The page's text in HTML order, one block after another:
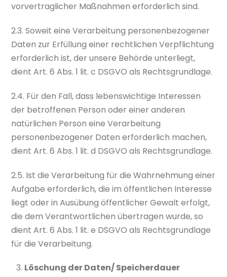
vorvertraglicher Maßnahmen erforderlich sind.
2.3. Soweit eine Verarbeitung personenbezogener
Daten zur Erfüllung einer rechtlichen Verpflichtung
erforderlich ist, der unsere Behörde unterliegt,
dient Art. 6 Abs. 1 lit. c DSGVO als Rechtsgrundlage.
2.4. Für den Fall, dass lebenswichtige Interessen
der betroffenen Person oder einer anderen
natürlichen Person eine Verarbeitung
personenbezogener Daten erforderlich machen,
dient Art. 6 Abs. 1 lit. d DSGVO als Rechtsgrundlage.
2.5. Ist die Verarbeitung für die Wahrnehmung einer
Aufgabe erforderlich, die im öffentlichen Interesse
liegt oder in Ausübung öffentlicher Gewalt erfolgt,
die dem Verantwortlichen übertragen wurde, so
dient Art. 6 Abs. 1 lit. e DSGVO als Rechtsgrundlage
für die Verarbeitung.
Löschung der Daten/ Speicherdauer